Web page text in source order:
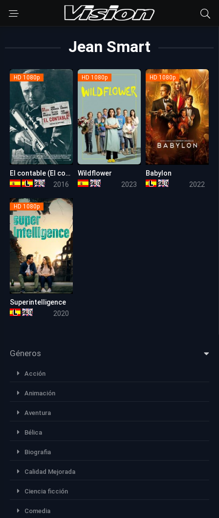
Jean Smart
HD 1080p
El contable (El contador)
2016
HD 1080p
Wildflower
2023
HD 1080p
Babylon
2022
HD 1080p
Superintelligence
2020
Géneros
Acción
Animación
Aventura
Bélica
Biografia
Calidad Mejorada
Ciencia ficción
Comedia